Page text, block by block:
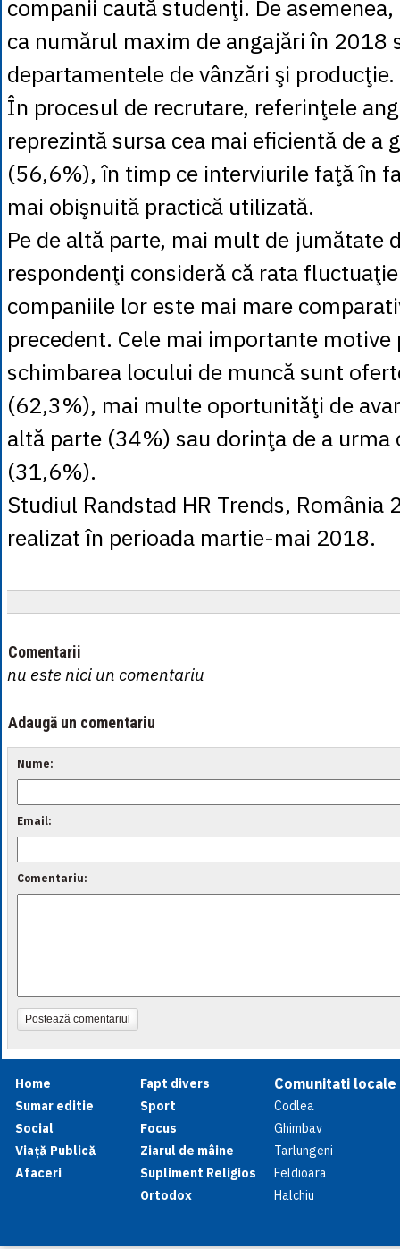
companii caută studenţi. De
ca numărul maxim de angajări în 2018
departamentele de vânzări şi producţie.
În procesul de recrutare, referinţele
reprezintă sursa cea mai eficientă de a
(56,6%), în timp ce interviurile faţă în
mai obişnuită practică utilizată.
Pe de altă parte, mai mult de jumătate
respondenţi consideră că rata
companiile lor este mai mare
precedent. Cele mai importante motive
schimbarea locului de muncă sunt
(62,3%), mai multe oportunităţi de
altă parte (34%) sau dorinţa de a urma
(31,6%).
Studiul Randstad HR Trends, România
realizat în perioada martie-mai 2018.
Comentarii
nu este nici un comentariu
Adaugă un comentariu
Nume:
Email:
Comentariu:
Postează comentariul
Home
Sumar editie
Social
Viață Publică
Afaceri
Fapt divers
Sport
Focus
Ziarul de mâine
Supliment Religios
Ortodox
Comunitati locale
Codlea
Ghimbav
Tarlungeni
Feldioara
Halchiu